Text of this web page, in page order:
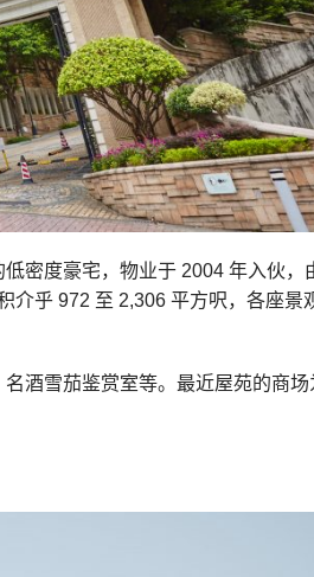
密度豪宅，物业于 2004 年入伙，
介乎 972 至 2,306 平方呎，各座景
酒雪茄鉴赏室等。最近屋苑的商场